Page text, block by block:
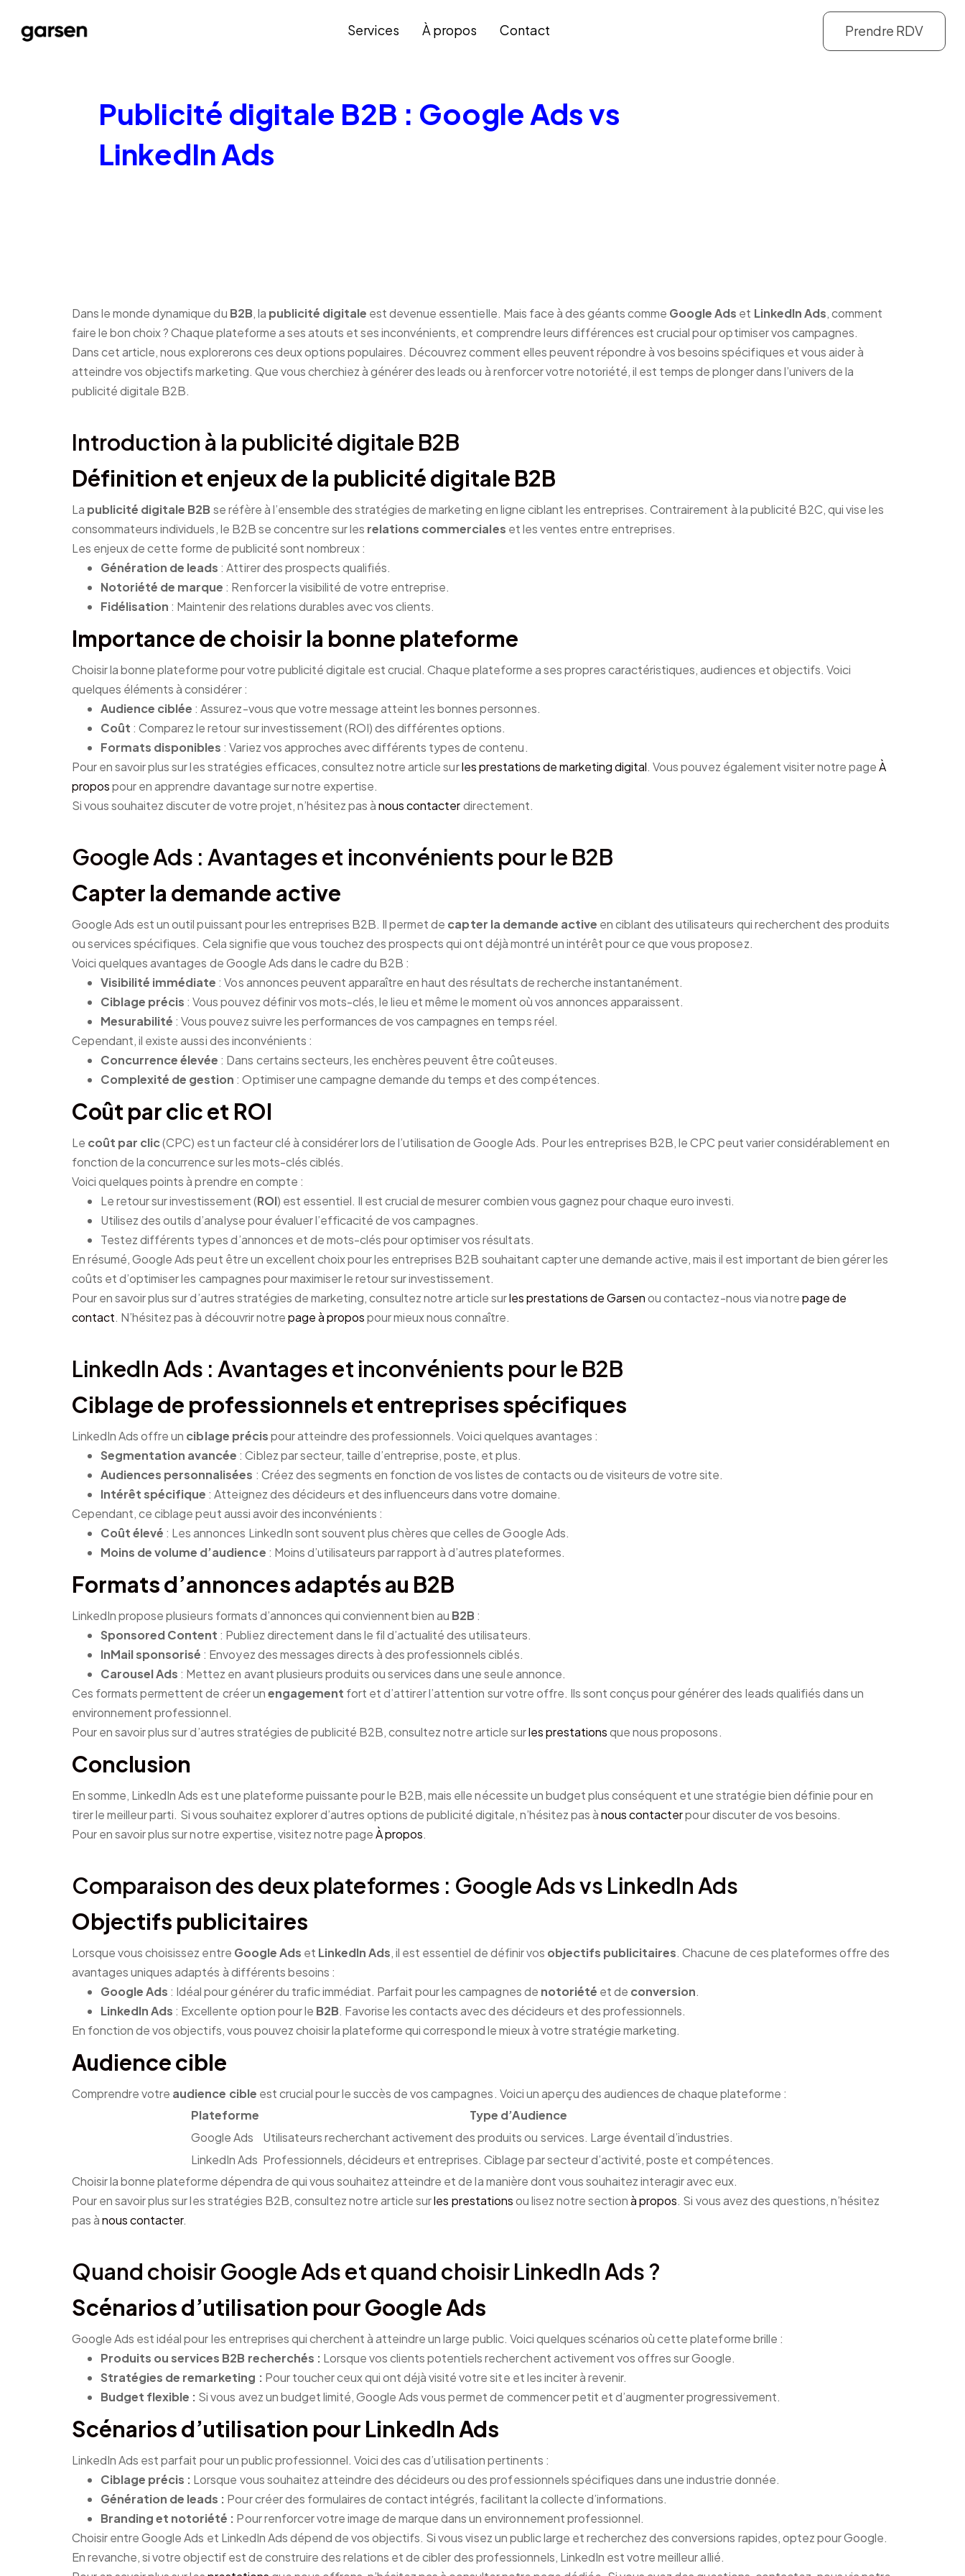
Services À propos Contact Prendre RDV
Publicité digitale B2B : Google Ads vs
LinkedIn Ads
Dans le monde dynamique du B2B, la publicité digitale est devenue essentielle. Mais face à des géants comme Google Ads et LinkedIn Ads, comment
faire le bon choix ? Chaque plateforme a ses atouts et ses inconvénients, et comprendre leurs différences est crucial pour optimiser vos campagnes.
Dans cet article, nous explorerons ces deux options populaires. Découvrez comment elles peuvent répondre à vos besoins spécifiques et vous aider à
atteindre vos objectifs marketing. Que vous cherchiez à générer des leads ou à renforcer votre notoriété, il est temps de plonger dans l’univers de la
publicité digitale B2B.
Introduction à la publicité digitale B2B
Définition et enjeux de la publicité digitale B2B
La publicité digitale B2B se réfère à l’ensemble des stratégies de marketing en ligne ciblant les entreprises. Contrairement à la publicité B2C, qui vise les
consommateurs individuels, le B2B se concentre sur les relations commerciales et les ventes entre entreprises.
Les enjeux de cette forme de publicité sont nombreux :
Génération de leads : Attirer des prospects qualifiés.
Notoriété de marque : Renforcer la visibilité de votre entreprise.
Fidélisation : Maintenir des relations durables avec vos clients.
Importance de choisir la bonne plateforme
Choisir la bonne plateforme pour votre publicité digitale est crucial. Chaque plateforme a ses propres caractéristiques, audiences et objectifs. Voici
quelques éléments à considérer :
Audience ciblée : Assurez-vous que votre message atteint les bonnes personnes.
Coût : Comparez le retour sur investissement (ROI) des différentes options.
Formats disponibles : Variez vos approches avec différents types de contenu.
Pour en savoir plus sur les stratégies efficaces, consultez notre article surles prestations de marketing digital. Vous pouvez également visiter notre pageÀ
propospour en apprendre davantage sur notre expertise.
Si vous souhaitez discuter de votre projet, n’hésitez pas ànous contacterdirectement.
Google Ads : Avantages et inconvénients pour le B2B
Capter la demande active
Google Ads est un outil puissant pour les entreprises B2B. Il permet de capter la demande active en ciblant des utilisateurs qui recherchent des produits
ou services spécifiques. Cela signifie que vous touchez des prospects qui ont déjà montré un intérêt pour ce que vous proposez.
Voici quelques avantages de Google Ads dans le cadre du B2B :
Visibilité immédiate : Vos annonces peuvent apparaître en haut des résultats de recherche instantanément.
Ciblage précis : Vous pouvez définir vos mots-clés, le lieu et même le moment où vos annonces apparaissent.
Mesurabilité : Vous pouvez suivre les performances de vos campagnes en temps réel.
Cependant, il existe aussi des inconvénients :
Concurrence élevée : Dans certains secteurs, les enchères peuvent être coûteuses.
Complexité de gestion : Optimiser une campagne demande du temps et des compétences.
Coût par clic et ROI
Le coût par clic(CPC) est un facteur clé à considérer lors de l’utilisation de Google Ads. Pour les entreprises B2B, le CPC peut varier considérablement en
fonction de la concurrence sur les mots-clés ciblés.
Voici quelques points à prendre en compte :
Le retour sur investissement (ROI) est essentiel. Il est crucial de mesurer combien vous gagnez pour chaque euro investi.
Utilisez des outils d’analyse pour évaluer l’efficacité de vos campagnes.
Testez différents types d’annonces et de mots-clés pour optimiser vos résultats.
En résumé, Google Ads peut être un excellent choix pour les entreprises B2B souhaitant capter une demande active, mais il est important de bien gérer les
coûts et d’optimiser les campagnes pour maximiser le retour sur investissement.
Pour en savoir plus sur d’autres stratégies de marketing, consultez notre article surles prestations de Garsenou contactez-nous via notrepage de
contact. N’hésitez pas à découvrir notrepage à propospour mieux nous connaître.
LinkedIn Ads : Avantages et inconvénients pour le B2B
Ciblage de professionnels et entreprises spécifiques
LinkedIn Ads offre un ciblage précispour atteindre des professionnels. Voici quelques avantages :
Segmentation avancée : Ciblez par secteur, taille d’entreprise, poste, et plus.
Audiences personnalisées : Créez des segments en fonction de vos listes de contacts ou de visiteurs de votre site.
Intérêt spécifique : Atteignez des décideurs et des influenceurs dans votre domaine.
Cependant, ce ciblage peut aussi avoir des inconvénients :
Coût élevé : Les annonces LinkedIn sont souvent plus chères que celles de Google Ads.
Moins de volume d’audience : Moins d’utilisateurs par rapport à d’autres plateformes.
Formats d’annonces adaptés au B2B
LinkedIn propose plusieurs formats d’annonces qui conviennent bien au B2B :
Sponsored Content : Publiez directement dans le fil d’actualité des utilisateurs.
InMail sponsorisé : Envoyez des messages directs à des professionnels ciblés.
Carousel Ads : Mettez en avant plusieurs produits ou services dans une seule annonce.
Ces formats permettent de créer unengagement fort et d’attirer l’attention sur votre offre. Ils sont conçus pour générer des leads qualifiés dans un
environnement professionnel.
Pour en savoir plus sur d’autres stratégies de publicité B2B, consultez notre article surles prestationsque nous proposons.
Conclusion
En somme, LinkedIn Ads est une plateforme puissante pour le B2B, mais elle nécessite un budget plus conséquent et une stratégie bien définie pour en
tirer le meilleur parti. Si vous souhaitez explorer d’autres options de publicité digitale, n’hésitez pas ànous contacterpour discuter de vos besoins.
Pour en savoir plus sur notre expertise, visitez notre pageÀ propos.
Comparaison des deux plateformes : Google Ads vs LinkedIn Ads
Objectifs publicitaires
Lorsque vous choisissez entre Google Ads et LinkedIn Ads, il est essentiel de définir vos objectifs publicitaires. Chacune de ces plateformes offre des
avantages uniques adaptés à différents besoins :
Google Ads : Idéal pour générer du trafic immédiat. Parfait pour les campagnes de notoriété et de conversion.
LinkedIn Ads : Excellente option pour le B2B. Favorise les contacts avec des décideurs et des professionnels.
En fonction de vos objectifs, vous pouvez choisir la plateforme qui correspond le mieux à votre stratégie marketing.
Audience cible
Comprendre votre audience cible est crucial pour le succès de vos campagnes. Voici un aperçu des audiences de chaque plateforme :
Plateforme
Type d’Audience
Google Ads
Utilisateurs recherchant activement des produits ou services. Large éventail d’industries.
LinkedIn Ads Professionnels, décideurs et entreprises. Ciblage par secteur d’activité, poste et compétences.
Choisir la bonne plateforme dépendra de qui vous souhaitez atteindre et de la manière dont vous souhaitez interagir avec eux.
Pour en savoir plus sur les stratégies B2B, consultez notre article surles prestationsou lisez notre sectionà propos. Si vous avez des questions, n’hésitez
pas ànous contacter.
Quand choisir Google Ads et quand choisir LinkedIn Ads ?
Scénarios d’utilisation pour Google Ads
Google Ads est idéal pour les entreprises qui cherchent à atteindre un large public. Voici quelques scénarios où cette plateforme brille :
Produits ou services B2B recherchés : Lorsque vos clients potentiels recherchent activement vos offres sur Google.
Stratégies de remarketing : Pour toucher ceux qui ont déjà visité votre site et les inciter à revenir.
Budget flexible : Si vous avez un budget limité, Google Ads vous permet de commencer petit et d’augmenter progressivement.
Scénarios d’utilisation pour LinkedIn Ads
LinkedIn Ads est parfait pour un public professionnel. Voici des cas d’utilisation pertinents :
Ciblage précis : Lorsque vous souhaitez atteindre des décideurs ou des professionnels spécifiques dans une industrie donnée.
Génération de leads : Pour créer des formulaires de contact intégrés, facilitant la collecte d’informations.
Branding et notoriété : Pour renforcer votre image de marque dans un environnement professionnel.
Choisir entre Google Ads et LinkedIn Ads dépend de vos objectifs. Si vous visez un public large et recherchez des conversions rapides, optez pour Google.
En revanche, si votre objectif est de construire des relations et de cibler des professionnels, LinkedIn est votre meilleur allié.